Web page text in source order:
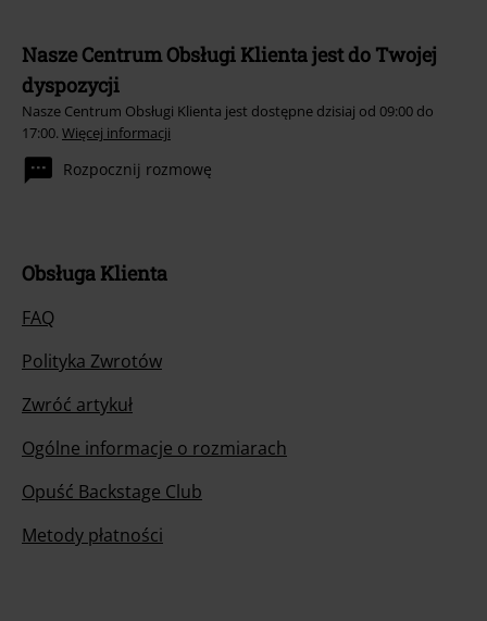
Nasze Centrum Obsługi Klienta jest do Twojej
dyspozycji
Nasze Centrum Obsługi Klienta jest dostępne dzisiaj od 09:00 do
17:00. Więcej informacji
Rozpocznij rozmowę
Obsługa Klienta
FAQ
Polityka Zwrotów
Zwróć artykuł
Ogólne informacje o rozmiarach
Opuść Backstage Club
Metody płatności